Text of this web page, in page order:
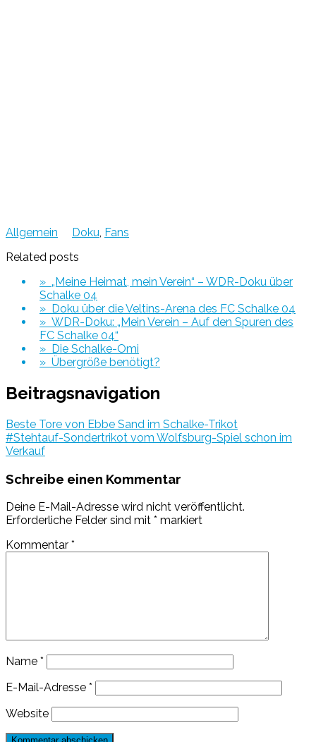
Allgemein Doku, Fans
Related posts
» „Meine Heimat, mein Verein“ – WDR-Doku über
Schalke 04
» Doku über die Veltins-Arena des FC Schalke 04
» WDR-Doku: „Mein Verein – Auf den Spuren des
FC Schalke 04“
» Die Schalke-Omi
» Übergröße benötigt?
Beitragsnavigation
Beste Tore von Ebbe Sand im Schalke-Trikot
#Stehtauf-Sondertrikot vom Wolfsburg-Spiel schon im
Verkauf
Schreibe einen Kommentar
Deine E-Mail-Adresse wird nicht veröffentlicht.
Erforderliche Felder sind mit * markiert
Kommentar *
Name *
E-Mail-Adresse *
Website